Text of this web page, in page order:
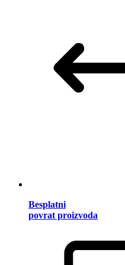
Besplatni
povrat proizvoda